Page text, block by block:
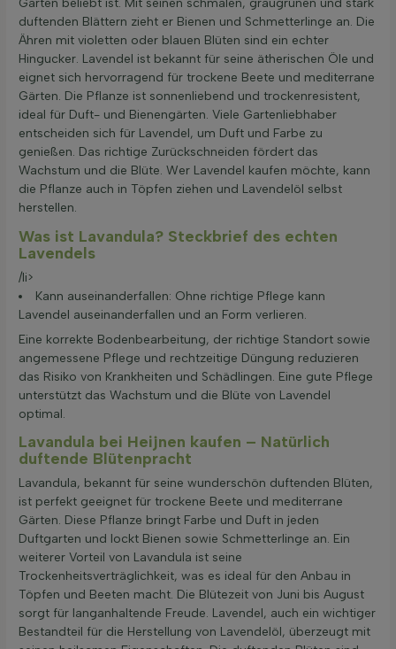
Gärten beliebt ist. Mit seinen schmalen, graugrünen und stark
duftenden Blättern zieht er Bienen und Schmetterlinge an. Die
Ähren mit violetten oder blauen Blüten sind ein echter
Hingucker. Lavendel ist bekannt für seine ätherischen Öle und
eignet sich hervorragend für trockene Beete und mediterrane
Gärten. Die Pflanze ist sonnenliebend und trockenresistent,
ideal für Duft- und Bienengärten. Viele Gartenliebhaber
entscheiden sich für Lavendel, um Duft und Farbe zu
genießen. Das richtige Zurückschneiden fördert das
Wachstum und die Blüte. Wer Lavendel kaufen möchte, kann
die Pflanze auch in Töpfen ziehen und Lavendelöl selbst
herstellen.
Was ist Lavandula? Steckbrief des echten
Lavendels
/li>
Kann auseinanderfallen: Ohne richtige Pflege kann
Lavendel auseinanderfallen und an Form verlieren.
Eine korrekte Bodenbearbeitung, der richtige Standort sowie
angemessene Pflege und rechtzeitige Düngung reduzieren
das Risiko von Krankheiten und Schädlingen. Eine gute Pflege
unterstützt das Wachstum und die Blüte von Lavendel
optimal.
Lavandula bei Heijnen kaufen – Natürlich
duftende Blütenpracht
Lavandula, bekannt für seine wunderschön duftenden Blüten,
ist perfekt geeignet für trockene Beete und mediterrane
Gärten. Diese Pflanze bringt Farbe und Duft in jeden
Duftgarten und lockt Bienen sowie Schmetterlinge an. Ein
weiterer Vorteil von Lavandula ist seine
Trockenheitsverträglichkeit, was es ideal für den Anbau in
Töpfen und Beeten macht. Die Blütezeit von Juni bis August
sorgt für langanhaltende Freude. Lavendel, auch ein wichtiger
Bestandteil für die Herstellung von Lavendelöl, überzeugt mit